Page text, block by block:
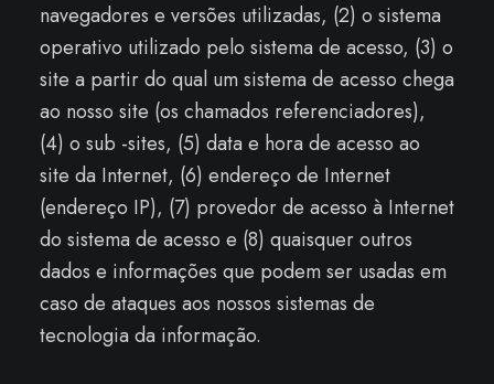
navegadores e versões utilizadas, (2) o sistema
operativo utilizado pelo sistema de acesso, (3) o
site a partir do qual um sistema de acesso chega
ao nosso site (os chamados referenciadores),
(4) o sub -sites, (5) data e hora de acesso ao
site da Internet, (6) endereço de Internet
(endereço IP), (7) provedor de acesso à Internet
do sistema de acesso e (8) quaisquer outros
dados e informações que podem ser usadas em
caso de ataques aos nossos sistemas de
tecnologia da informação.